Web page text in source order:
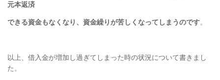
元本返済
できる資金もなくなり、資金繰りが苦しくなってしまうのです。
以上、借入金が増加し過ぎてしまった時の状況について書きまし
た。